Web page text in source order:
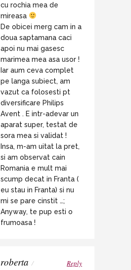
cu rochia mea de
mireasa
De obicei merg cam in a
doua saptamana caci
apoi nu mai gasesc
marimea mea asa usor !
Iar aum ceva complet
pe langa subiect, am
vazut ca folosesti pt
diversificare Philips
Avent . E intr-adevar un
aparat super, testat de
sora mea si validat !
Insa, m-am uitat la pret,
si am observat cain
Romania e mult mai
scump decat in Franta (
eu stau in Franta) si nu
mi se pare cinstit …;
Anyway, te pup esti o
frumoasa !
roberta /
Reply